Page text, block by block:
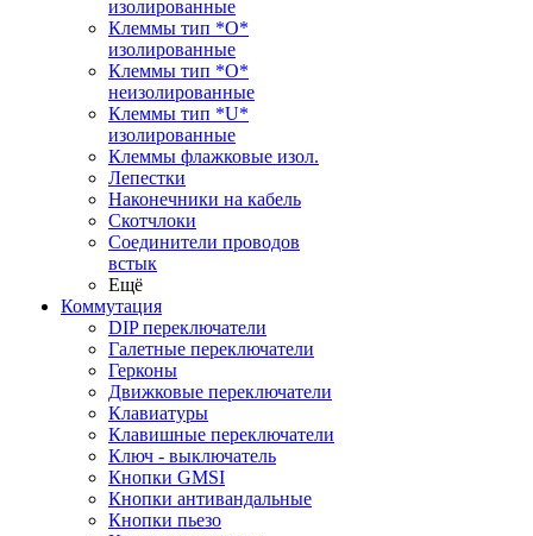
изолированные
Клеммы тип *O*
изолированные
Клеммы тип *O*
неизолированные
Клеммы тип *U*
изолированные
Клеммы флажковые изол.
Лепестки
Наконечники на кабель
Скотчлоки
Соединители проводов
встык
Ещё
Коммутация
DIP переключатели
Галетные переключатели
Герконы
Движковые переключатели
Клавиатуры
Клавишные переключатели
Ключ - выключатель
Кнопки GMSI
Кнопки антивандальные
Кнопки пьезо